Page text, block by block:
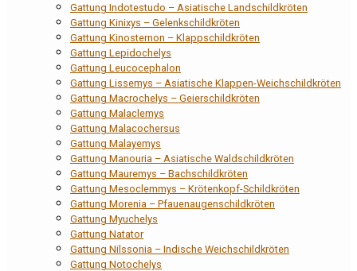
Gattung Indotestudo – Asiatische Landschildkröten
Gattung Kinixys – Gelenkschildkröten
Gattung Kinosternon – Klappschildkröten
Gattung Lepidochelys
Gattung Leucocephalon
Gattung Lissemys – Asiatische Klappen-Weichschildkröten
Gattung Macrochelys – Geierschildkröten
Gattung Malaclemys
Gattung Malacochersus
Gattung Malayemys
Gattung Manouria – Asiatische Waldschildkröten
Gattung Mauremys – Bachschildkröten
Gattung Mesoclemmys – Krötenkopf-Schildkröten
Gattung Morenia – Pfauenaugenschildkröten
Gattung Myuchelys
Gattung Natator
Gattung Nilssonia – Indische Weichschildkröten
Gattung Notochelys